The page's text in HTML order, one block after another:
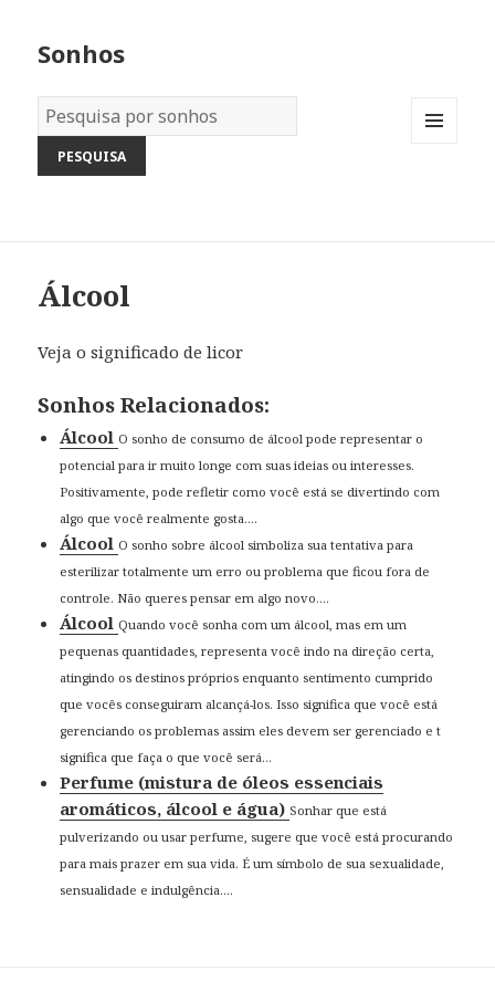
Sonhos
Dicionário
dos
Sonhos:
Álcool
Veja o significado de licor
Sonhos Relacionados:
Álcool O sonho de consumo de álcool pode representar o
potencial para ir muito longe com suas ideias ou interesses.
Positivamente, pode refletir como você está se divertindo com
algo que você realmente gosta....
Álcool O sonho sobre álcool simboliza sua tentativa para
esterilizar totalmente um erro ou problema que ficou fora de
controle. Não queres pensar em algo novo....
ÁlcoolQuando você sonha com um álcool, mas em um
pequenas quantidades, representa você indo na direção certa,
atingindo os destinos próprios enquanto sentimento cumprido
que vocês conseguiram alcançá-los. Isso significa que você está
gerenciando os problemas assim eles devem ser gerenciado e t
significa que faça o que você será...
Perfume (mistura de óleos essenciais
aromáticos, álcool e água)Sonhar que está
pulverizando ou usar perfume, sugere que você está procurando
para mais prazer em sua vida. É um símbolo de sua sexualidade,
sensualidade e indulgência....